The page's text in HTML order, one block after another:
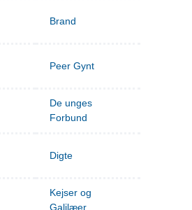
Brand
Peer Gynt
De unges
Forbund
Digte
Kejser og
Galilæer